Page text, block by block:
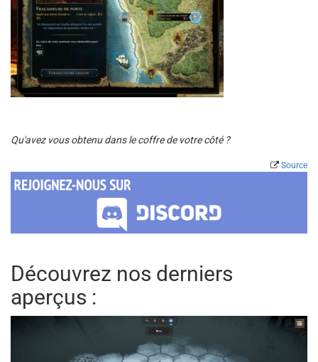
Qu'avez vous obtenu dans le coffre de votre côté ?
Source
Découvrez nos derniers
aperçus :